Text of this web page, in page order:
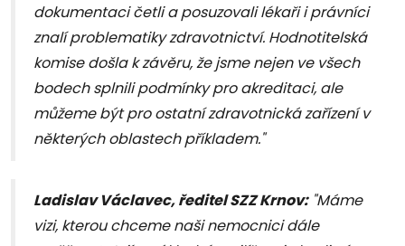
dokumentaci četli a posuzovali lékaři i právníci
znalí problematiky zdravotnictví. Hodnotitelská
komise došla k závěru, že jsme nejen ve všech
bodech splnili podmínky pro akreditaci, ale
můžeme být pro ostatní zdravotnická zařízení v
některých oblastech příkladem."
Ladislav Václavec, ředitel SZZ Krnov:"Máme
vizi, kterou chceme naši nemocnici dále